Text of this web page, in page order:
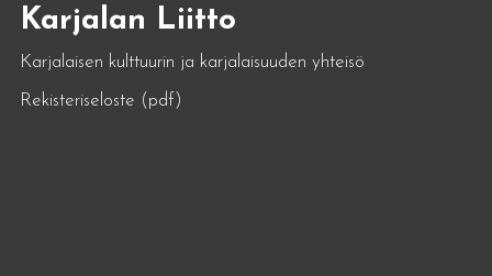
Karjalan Liitto
Karjalaisen kulttuurin ja karjalaisuuden yhteisö
Rekisteriseloste (pdf)